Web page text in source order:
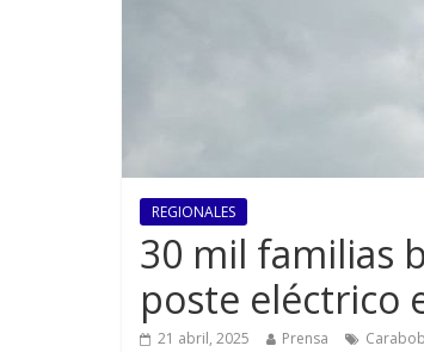
REGIONALES
30 mil familias
poste eléctrico
21 abril, 2025 Prensa